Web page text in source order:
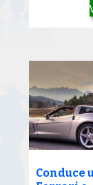
Conduce